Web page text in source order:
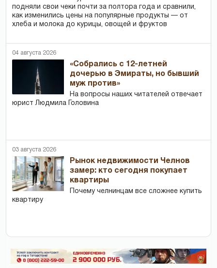
подняли свои чеки почти за полтора года и сравнили,
как изменились цены на популярные продукты — от
хлеба и молока до курицы, овощей и фруктов
04 августа 2026
«Собрались с 12-летней
дочерью в Эмираты, но бывший
муж против»
На вопросы наших читателей отвечает
юрист Людмила Головина
03 августа 2026
Рынок недвижимости Челнов
замер: кто сегодня покупает
квартиры
Почему челнинцам все сложнее купить
квартиру